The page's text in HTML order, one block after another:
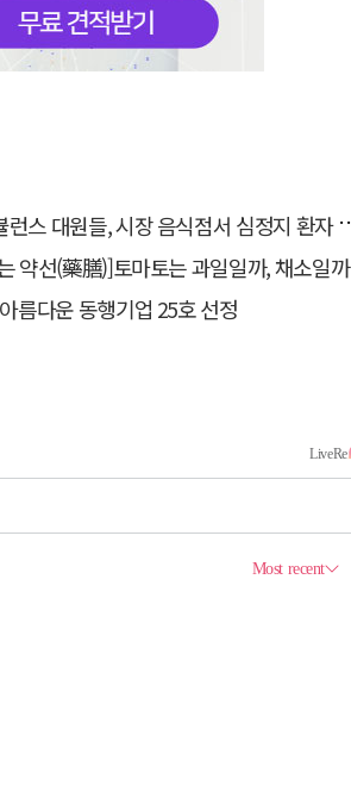
대원들, 시장 음식점서 심정지 환자 생명 살려
약선(藥膳)]토마토는 과일일까, 채소일까
름다운 동행기업 25호 선정